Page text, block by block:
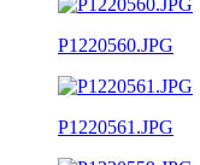
P1220560.JPG
P1220561.JPG